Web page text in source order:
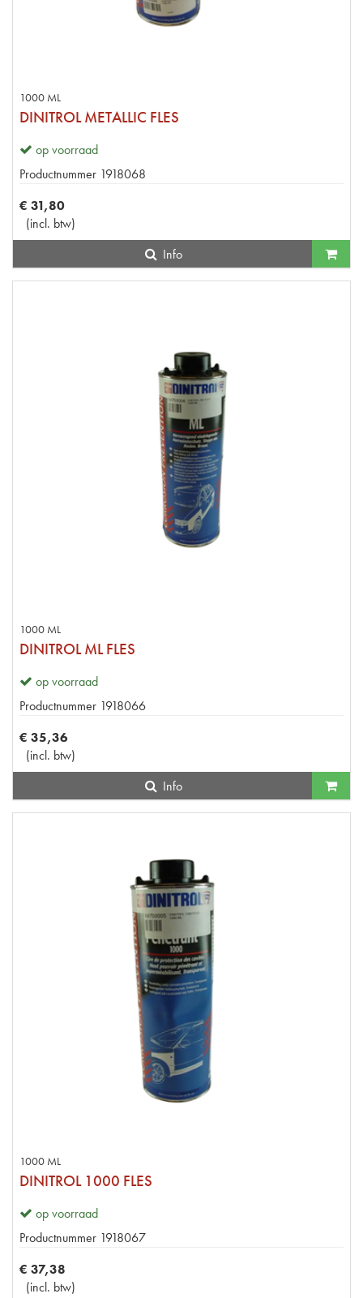
1000 ML
DINITROL METALLIC FLES
op voorraad
Productnummer 1918068
€ 31,80
(incl. btw)
Info
1000 ML
DINITROL ML FLES
op voorraad
Productnummer 1918066
€ 35,36
(incl. btw)
Info
1000 ML
DINITROL 1000 FLES
op voorraad
Productnummer 1918067
€ 37,38
(incl. btw)